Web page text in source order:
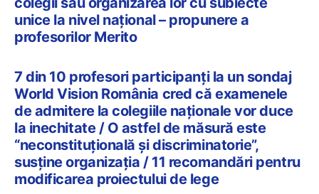
unice la nivel național – propunere a
profesorilor Merito
7 din 10 profesori participanți la un sondaj
World Vision România cred că examenele
de admitere la colegiile naționale vor duce
la inechitate / O astfel de măsură este
“neconstituțională și discriminatorie”,
susține organizația / 11 recomandări pentru
modificarea proiectului de lege